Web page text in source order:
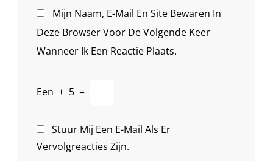
Mijn Naam, E-Mail En Site Bewaren In
Deze Browser Voor De Volgende Keer
Wanneer Ik Een Reactie Plaats.
Een + 5 =
Stuur Mij Een E-Mail Als Er
Vervolgreacties Zijn.